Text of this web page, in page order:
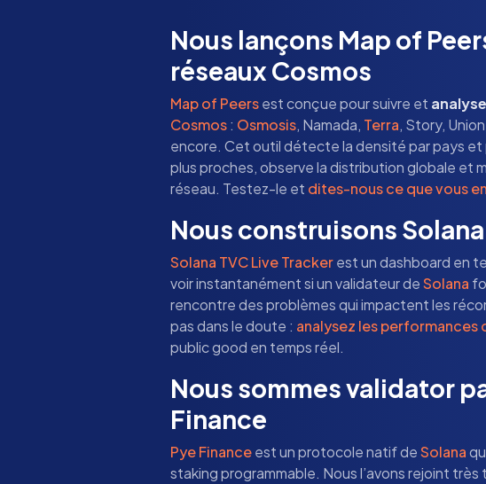
Nous lançons Map of
réseaux Cosmos
Map of Peersest conçue pour suivre et
Cosmos: Osmosis, Namada, Terra, Story,
encore. Cet outil détecte la densité par pays et
plus proches, observe la distribution globale et
réseau. Testez-le et dites-nous ce que vous
Nous construisons
Solana TVC Live Trackerest un dashboard en
voir instantanément si un validateur deSolana
rencontre des problèmes qui impactent les
pas dans le doute : analysez les
public good en temps réel.
Nous sommes validator
Finance
Pye Financeest un protocole natif deSolana
staking programmable. Nous l’avons rejoint